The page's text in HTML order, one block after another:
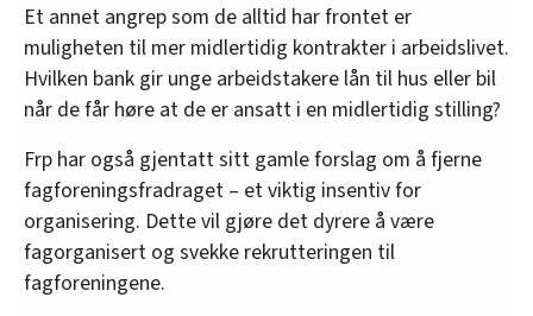
Et annet angrep som de alltid har frontet er
muligheten til mer midlertidig kontrakter i arbeidslivet.
Hvilken bank gir unge arbeidstakere lån til hus eller bil
når de får høre at de er ansatt i en midlertidig stilling?
Frp har også gjentatt sitt gamle forslag om å fjerne
fagforeningsfradraget – et viktig insentiv for
organisering. Dette vil gjøre det dyrere å være
fagorganisert og svekke rekrutteringen til
fagforeningene.